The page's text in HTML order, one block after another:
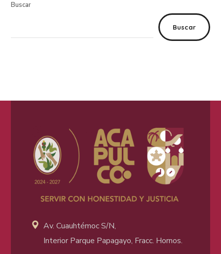
Buscar
Buscar
Av. Cuauhtémoc S/N,
Interior Parque Papagayo, Fracc. Hornos.